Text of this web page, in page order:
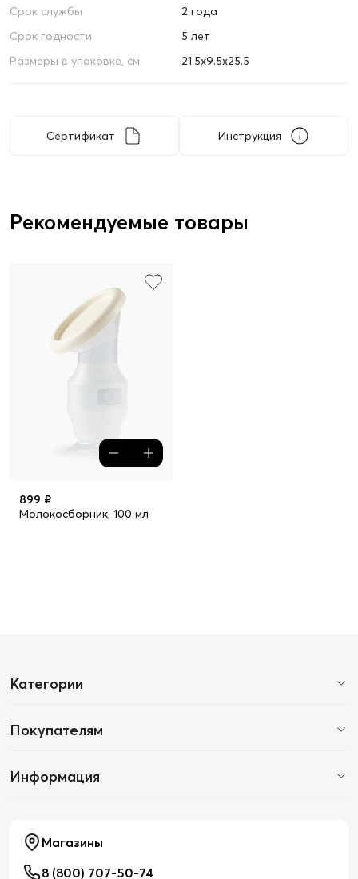
Срок службы
2 года
Срок годности
5 лет
Размеры в упаковке, см
21.5х9.5х25.5
Сертификат Инструкция
Рекомендуемые товары
899 ₽
Молокосборник, 100 мл
Категории
Покупателям
Информация
Магазины
8 (800) 707-50-74